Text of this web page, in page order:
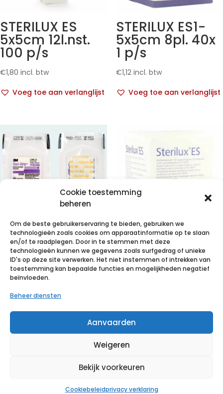
Cookie toestemming
beheren
Om de beste gebruikerservaring te bieden, gebruiken we
technologieën zoals cookies om apparaatinformatie op te slaan
en/of te raadplegen. Door in te stemmen met deze
technologieën kunnen we gegevens zoals surfgedrag of unieke
ID's op deze site verwerken. Het niet instemmen of intrekken van
toestemming kan bepaalde functies en mogelijkheden negatief
beïnvloeden.
Beheer diensten
Aanvaarden
Weigeren
Bekijk voorkeuren
Cookiebeleidprivacy verklaring
STERILUX ES
5x5cm 12l.nst.
100 p/s
€1,80 incl. btw
Voeg toe aan verlanglijst
STERILUX ES1-
5x5cm 8pl. 40x
1 p/s
€1,12 incl. btw
Voeg toe aan verlanglijst
3M Steri-Strip
hechtstrips,
3mm x 75mm,
(10x 5 strips)
Voeg toe aan verlanglijst
STERILUX ES
10x10cm 8l.nst.
100 p/s
Voeg toe aan verlanglijst